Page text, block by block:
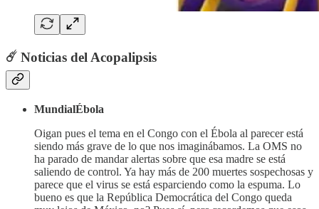
☄️ Noticias del Acopalipsis
MundialÉbola
Oigan pues el tema en el Congo con el Ébola al parecer está
siendo más grave de lo que nos imaginábamos. La OMS no
ha parado de mandar alertas sobre que esa madre se está
saliendo de control. Ya hay más de 200 muertes sospechosas y
parece que el virus se está esparciendo como la espuma. Lo
bueno es que la República Democrática del Congo queda